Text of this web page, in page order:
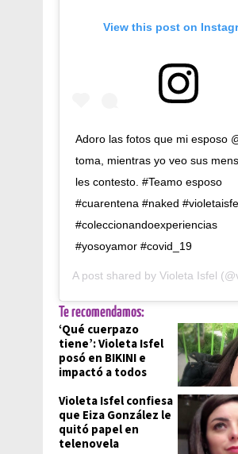
View this post on
Adoro las fotos que mi esposo
toma, mientras yo veo sus
les contesto. #Teamo esposo
#cuarentena #naked
#coleccionandoexperiencias
#yosoyamor #covid_19
A post shared by Violeta Isfel
Te recomendamos:
‘Qué cuerpazo
tiene’: Violeta Isfel
posó en BIKINI e
impactó a todos
Violeta Isfel confiesa
que Eiza González le
quitó papel en
telenovela